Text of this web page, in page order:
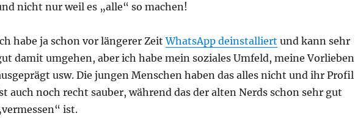
nicht nur weil es „alle“ so machen!
habe ja schon vor längerer ZeitWhatsApp deinstalliert und kann sehr
damit umgehen, aber ich habe mein soziales Umfeld, meine Vorlieben
usw. Die jungen Menschen haben das alles nicht und ihr Profil
auch noch recht sauber, während das der alten Nerds schon sehr gut
ist.